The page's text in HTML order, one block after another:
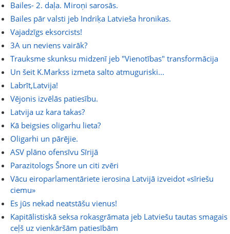
Bailes- 2. daļa. Miroņi sarosās.
Bailes pār valsti jeb Indriķa Latvieša hronikas.
Vajadzīgs eksorcists!
3A un neviens vairāk?
Trauksme skunksu midzenī jeb "Vienotības" transformācija
Un šeit K.Markss izmeta salto atmuguriski...
Labrīt,Latvija!
Vējonis izvēlās patiesību.
Latvija uz kara takas?
Kā beigsies oligarhu lieta?
Oligarhi un pārējie.
ASV plāno ofensīvu Sīrijā
Parazitologs Šnore un citi zvēri
Vācu eiroparlamentāriete ierosina Latvijā izveidot «sīriešu
ciemu»
Es jūs nekad neatstāšu vienus!
Kapitālistiskā seksa rokasgrāmata jeb Latviešu tautas smagais
ceļš uz vienkāršām patiesībām